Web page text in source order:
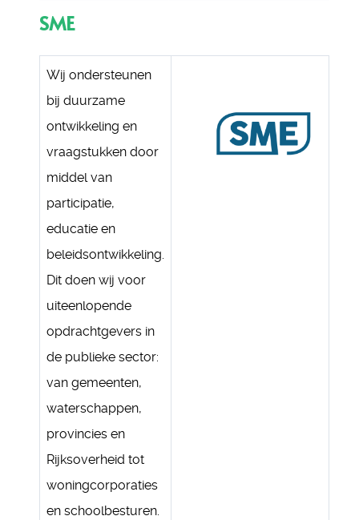
SME
Wij ondersteunen
bij duurzame
ontwikkeling en
vraagstukken door
middel van
participatie,
educatie en
beleidsontwikkeling.
Dit doen wij voor
uiteenlopende
opdrachtgevers in
de publieke sector:
van gemeenten,
waterschappen,
provincies en
Rijksoverheid tot
woningcorporaties
en schoolbesturen.